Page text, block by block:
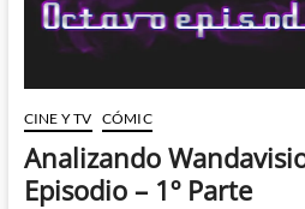
CINE Y TV CÓMIC
Analizando
Episodio – 1º Parte